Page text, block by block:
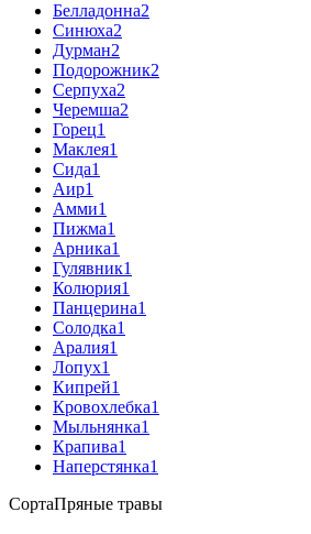
Белладонна2
Синюха2
Дурман2
Подорожник2
Серпуха2
Черемша2
Горец1
Маклея1
Сида1
Аир1
Амми1
Пижма1
Арника1
Гулявник1
Колюрия1
Панцерина1
Солодка1
Аралия1
Лопух1
Кипрей1
Кровохлебка1
Мыльнянка1
Крапива1
Наперстянка1
СортаПряные травы